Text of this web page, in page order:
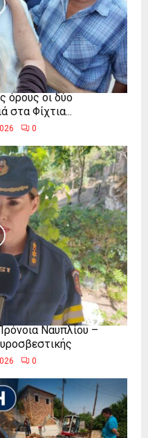
όρους οι δύο
στα Φίχτια...
0
Ναυπλίου –
0